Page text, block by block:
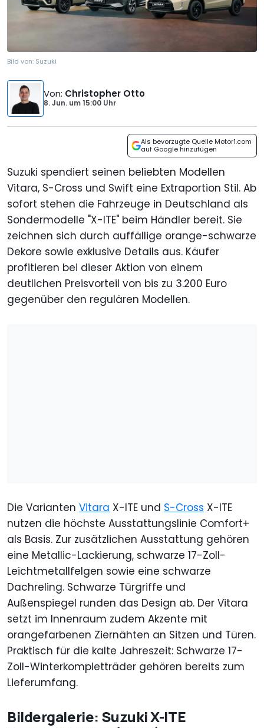
Bild von: Suzuki
Von: Christopher Otto
8. Jun. um15:00 Uhr
Als bevorzugte Quelle Motor1.com
auf Google hinzufügen
Suzuki spendiert seinen beliebten Modellen
Vitara, S-Cross und Swift eine Extraportion Stil. Ab
sofort stehen die Fahrzeuge in Deutschland als
Sondermodelle "X-ITE" beim Händler bereit. Sie
zeichnen sich durch auffällige orange-schwarze
Dekore sowie exklusive Details aus. Käufer
profitieren bei dieser Aktion von einem
deutlichen Preisvorteil von bis zu 3.200 Euro
gegenüber den regulären Modellen.
Die Varianten Vitara X-ITE und S-Cross X-ITE
nutzen die höchste Ausstattungslinie Comfort+
als Basis. Zur zusätzlichen Ausstattung gehören
eine Metallic-Lackierung, schwarze 17-Zoll-
Leichtmetallfelgen sowie eine schwarze
Dachreling. Schwarze Türgriffe und
Außenspiegel runden das Design ab. Der Vitara
setzt im Innenraum zudem Akzente mit
orangefarbenen Ziernähten an Sitzen und Türen.
Praktisch für die kalte Jahreszeit: Schwarze 17-
Zoll-Winterkompletträder gehören bereits zum
Lieferumfang.
Bildergalerie: Suzuki X-ITE